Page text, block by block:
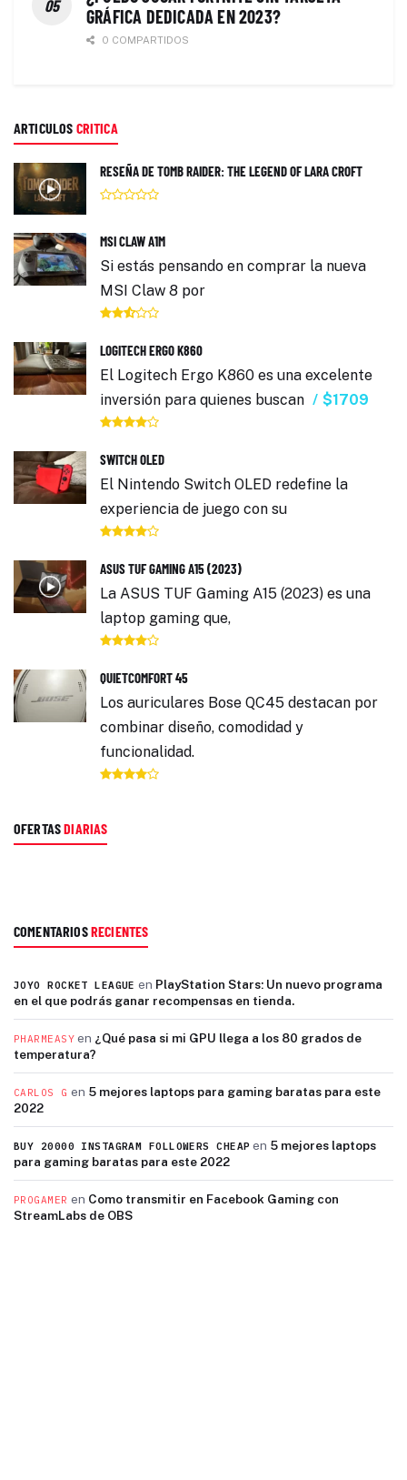
GRÁFICA DEDICADA EN 2023?
0 COMPARTIDOS
ARTICULOS CRITICA
RESEÑA DE TOMB RAIDER: THE LEGEND OF LARA CROFT
MSI CLAW A1M
Si estás pensando en comprar la nueva
MSI Claw 8 por
LOGITECH ERGO K860
El Logitech Ergo K860 es una excelente
inversión para quienes buscan
$1709
SWITCH OLED
El Nintendo Switch OLED redefine la
experiencia de juego con su
ASUS TUF GAMING A15 (2023)
La ASUS TUF Gaming A15 (2023) es una
laptop gaming que,
QUIETCOMFORT 45
Los auriculares Bose QC45 destacan por
combinar diseño, comodidad y
funcionalidad.
OFERTASDIARIAS
COMENTARIOSRECIENTES
JOYO ROCKET LEAGUE en PlayStation Stars: Un nuevo programa
en el que podrás ganar recompensas en tienda.
PHARMEASYen ¿Qué pasa si mi GPU llega a los 80 grados de
temperatura?
CARLOS G en 5 mejores laptops para gaming baratas para este
2022
BUY 20000 INSTAGRAM FOLLOWERS CHEAP en 5 mejores laptops
para gaming baratas para este 2022
PROGAMER en Como transmitir en Facebook Gaming con
StreamLabs de OBS